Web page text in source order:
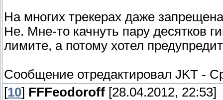
На многих трекерах даже
Не. Мне-то качнуть пару десятков
лимите, а потому хотел
Сообщение отредактировал JKT -
[10] FFFeodoroff [28.04.2012, 22:53]